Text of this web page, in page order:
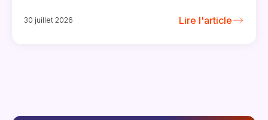
30 juillet 2026 Lire l'article